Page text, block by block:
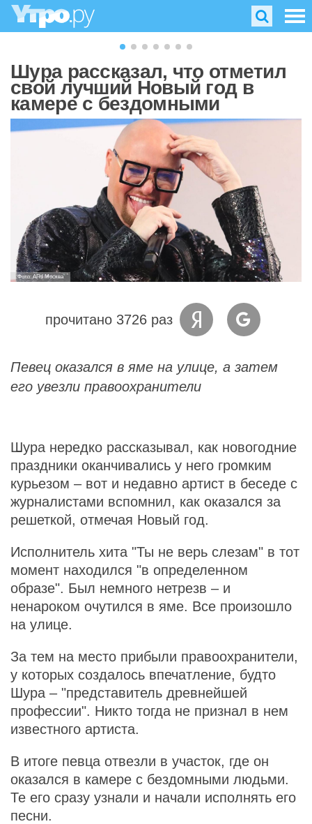
Шура рассказал, что отметил
свой лучший Новый год в
камере с бездомными
Фото: АГН Москва
прочитано 3726 раз
Певец оказался в яме на улице, а затем
его увезли правоохранители
Шура нередко рассказывал, как новогодние
праздники оканчивались у него громким
курьезом – вот и недавно артист в беседе с
журналистами вспомнил, как оказался за
решеткой, отмечая Новый год.
Исполнитель хита "Ты не верь слезам" в тот
момент находился "в определенном
образе". Был немного нетрезв – и
ненароком очутился в яме. Все произошло
на улице.
За тем на место прибыли правоохранители,
у которых создалось впечатление, будто
Шура – "представитель древнейшей
профессии". Никто тогда не признал в нем
известного артиста.
В итоге певца отвезли в участок, где он
оказался в камере с бездомными людьми.
Те его сразу узнали и начали исполнять его
песни.